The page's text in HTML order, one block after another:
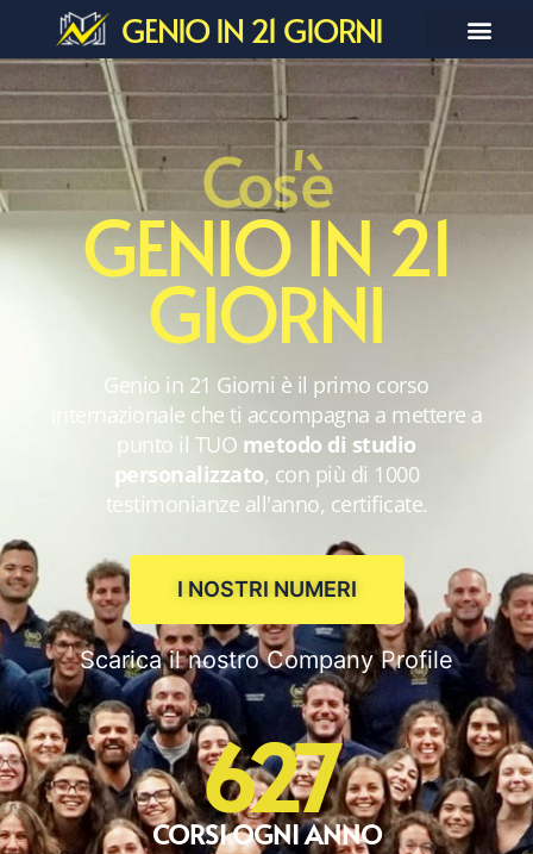
GENIO IN 21 GIORNI
Cos'è
GENIO IN 21
GIORNI
Genio in 21 Giorni è il primo corso
internazionale che ti accompagna a mettere a
punto il TUO metodo di studio
personalizzato, con più di 1000
testimonianze all'anno, certificate.
I NOSTRI NUMERI
Scarica il nostro Company Profile
CORSI OGNI ANNO
627